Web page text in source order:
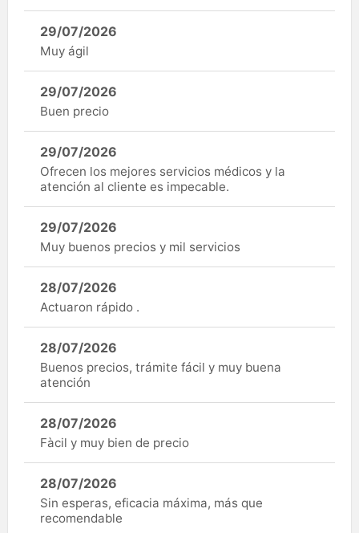
29/07/2026
Muy ágil
29/07/2026
Buen precio
29/07/2026
Ofrecen los mejores servicios médicos y la
atención al cliente es impecable.
29/07/2026
Muy buenos precios y mil servicios
28/07/2026
Actuaron rápido .
28/07/2026
Buenos precios, trámite fácil y muy buena
atención
28/07/2026
Fàcil y muy bien de precio
28/07/2026
Sin esperas, eficacia máxima, más que
recomendable